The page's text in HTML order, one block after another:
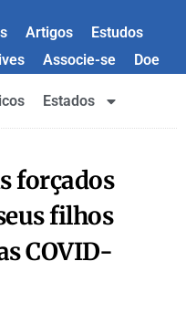
Artigos
Estudos
Associe-se Doe
Estados
forçados
filhos
COVID-